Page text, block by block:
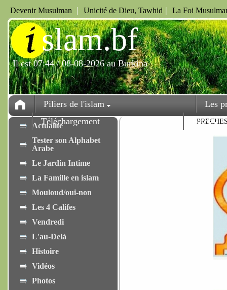
Devenir Musulman | Unicité de Dieu, Tawhid | La Foi
islam.bf
Il est 07:44 / 08-08-2026 au Burkina
Piliers de l'islam
Les
Téléchargement
Fêtes
Actualité
Tester son Alphabet
Arabe
Le Jardin Intime
La Famille en islam
Mouloud/oui-non
Les 4 Califes
Vendredi
L'au-Delà
Histoire
Vidéos
Photos